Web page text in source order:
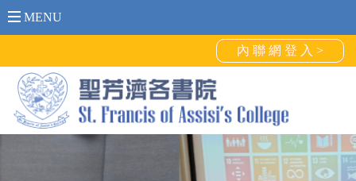
MENU
內 聯 網 登 入 >